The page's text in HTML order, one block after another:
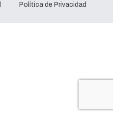
Política de Privacidad